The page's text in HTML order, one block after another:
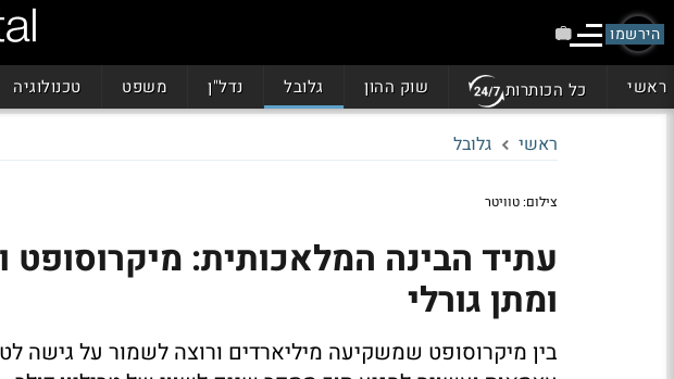
הירשמו
ראשי כל הכותרות שוק ההון גלובל נדל"ן משפט טכנולוגיה
ראשי גלובל
צילום: טוויטר
ומתן גורלי